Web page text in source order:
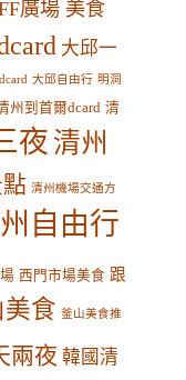
廣場 美食
大邱一
大邱自由行 明洞
州到首爾dcard 清
夜 清州
清州機場交通方
自由行
西門市場美食 跟
食 釜山美食推
兩夜 韓國清